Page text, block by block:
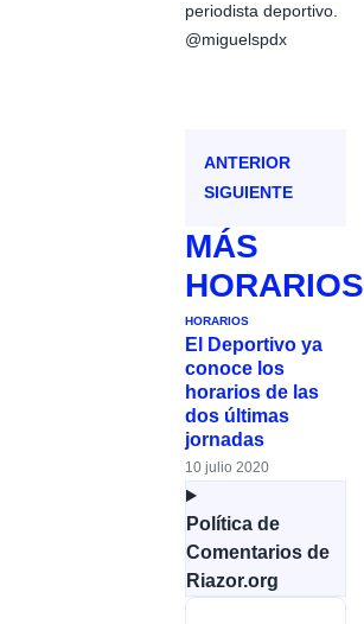
periodista deportivo.
@miguelspdx
ANTERIOR
SIGUIENTE
MÁS
HORARIOS
HORARIOS
El Deportivo ya
conoce los
horarios de las
dos últimas
jornadas
10 julio 2020
Política de
Comentarios de
Riazor.org